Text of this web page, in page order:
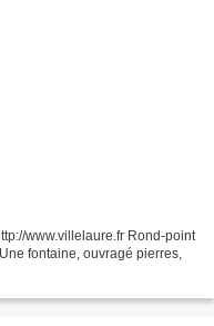
www.villelaure.fr Rond-point
fontaine, ouvragé pierres,